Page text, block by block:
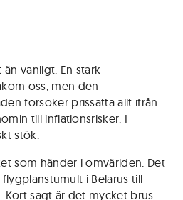
vanligt. En stark
oss, men den
försöker prissätta allt ifrån
till inflationsrisker. I
stök.
som händer i omvärlden. Det
i Belarus till
Kort sagt är det mycket brus